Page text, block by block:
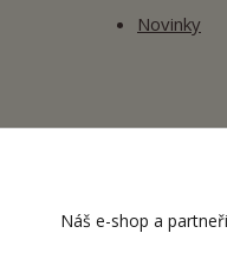
Novinky
Náš e-shop a